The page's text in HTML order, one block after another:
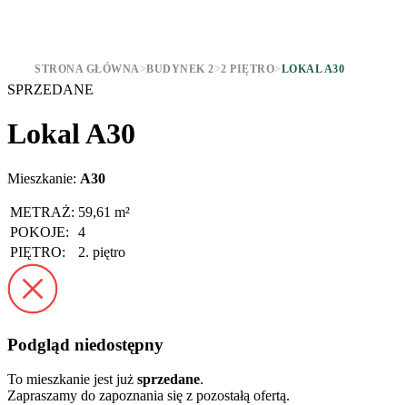
STRONA GŁÓWNA>BUDYNEK 2>2 PIĘTRO>LOKAL A30
SPRZEDANE
Lokal A30
Mieszkanie: A30
METRAŻ: 59,61 m²
POKOJE:
4
PIĘTRO:
2. piętro
Podgląd niedostępny
To mieszkanie jest już sprzedane.
Zapraszamy do zapoznania się z pozostałą ofertą.